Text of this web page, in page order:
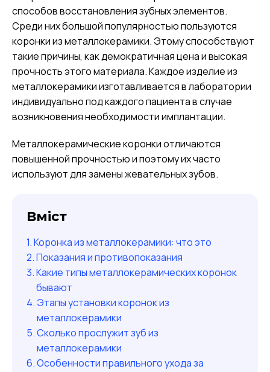
способов восстановления зубных элементов.
Среди них большой популярностью пользуются
коронки из металлокерамики. Этому способствуют
такие причины, как демократичная цена и высокая
прочность этого материала. Каждое изделие из
металлокерамики изготавливается в лаборатории
индивидуально под каждого пациента в случае
возникновения необходимости имплантации.
Металлокерамические коронки отличаются
повышенной прочностью и поэтому их часто
используют для замены жевательных зубов.
Вміст
Коронка из металлокерамики: что это
Показания и противопоказания
Какие типы металлокерамических коронок
бывают
Этапы установки коронок из
металлокерамики
Сколько прослужит зуб из
металлокерамики
Особенности правильного ухода за